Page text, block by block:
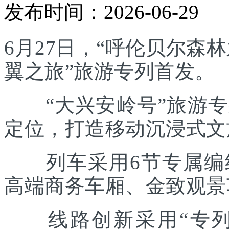
发布时间：2026-06-29
6月27日，“呼伦贝尔森
翼之旅”旅游专列首发。
“大兴安岭号”旅游专
定位，打造移动沉浸式
列车采用6节专属编
高端商务车厢、金致观
线路创新采用“专列